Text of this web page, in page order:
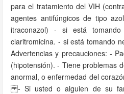
para el tratamiento del VIH
agentes antifúngicos de tipo
itraconazol) - si está tomando
claritromicina. - si está tomando
Advertencias y precauciones: -
(hipotensión). - Tiene problemas
anormal, o enfermedad del
- Si usted o alguien de su